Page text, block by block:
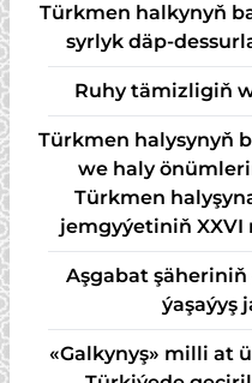
Türk­men hal­ky­nyň
syr­lyk däp-
Ruhy tämizligiň
Türkmen halysynyň
we haly
Türkmen
jemgyýetiniň XXVI
Aşgabat
ýaşaýyş
«Galkynyş» milli at